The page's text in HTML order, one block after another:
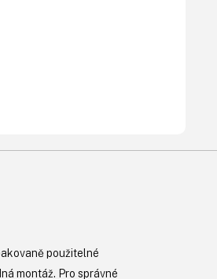
použitelné
montáž. Pro správné